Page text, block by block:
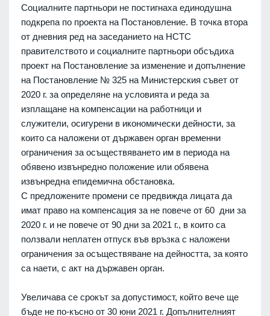
Социалните партньори не постигнаха единодушна
подкрепа по проекта на Постановление. В точка втора
от дневния ред на заседанието на НСТС
правителството и социалните партньори обсъдиха
проект на Постановление за изменение и допълнение
на Постановление № 325 на Министерския съвет от
2020 г. за определяне на условията и реда за
изплащане на компенсации на работници и
служители, осигурени в икономически дейности, за
които са наложени от държавен орган временни
ограничения за осъществяването им в периода на
обявено извънредно положение или обявена
извънредна епидемична обстановка.
С предложените промени се предвижда лицата да
имат право на компенсация за не повече от 60 дни за
2020 г. и не повече от 90 дни за 2021 г., в които са
ползвали неплатен отпуск във връзка с наложени
ограничения за осъществяване на дейността, за която
са наети, с акт на държавен орган.
Увеличава се срокът за допустимост, който вече ще
бъде не по-късно от 30 юни 2021 г. Допълнителният